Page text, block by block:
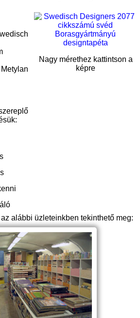
Nagy mérethez kattintson a
képre
alábbi üzleteinkben tekinthető meg: